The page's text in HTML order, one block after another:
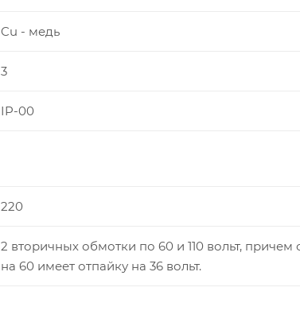
Cu - медь
3
IP-00
220
2 вторичных обмотки по 60 и 110 вольт, причем
на 60 имеет отпайку на 36 вольт.